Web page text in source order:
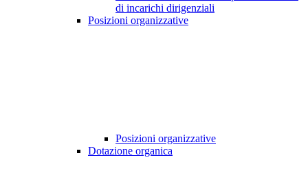
di incarichi dirigenziali
Posizioni organizzative
Posizioni organizzative
Dotazione organica